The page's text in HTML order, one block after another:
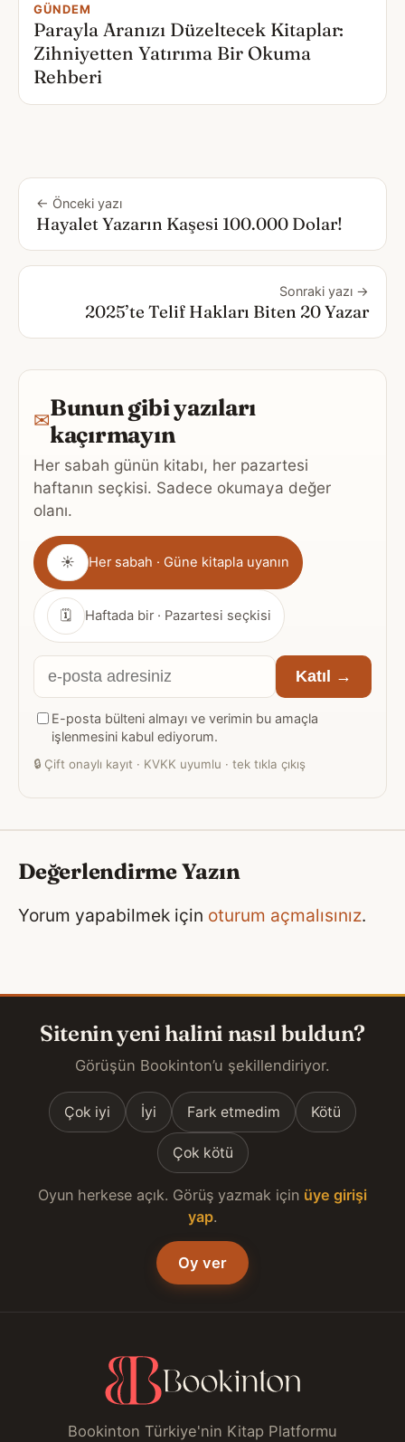
GÜNDEM
Parayla Aranızı Düzeltecek Kitaplar:
Zihniyetten Yatırıma Bir Okuma
Rehberi
← Önceki yazı
Hayalet Yazarın Kaşesi 100.000 Dolar!
Sonraki yazı →
2025’te Telif Hakları Biten 20 Yazar
✉Bunun gibi yazıları
kaçırmayın
Her sabah günün kitabı, her pazartesi
haftanın seçkisi. Sadece okumaya değer
olanı.
Gönderim
sıklığı
☀ Her sabah · Güne kitapla uyanın
🗓 Haftada bir · Pazartesi seçkisi
E-
posta
adresiniz
Katıl →
E-posta bülteni almayı ve verimin bu amaçla
işlenmesini kabul ediyorum.
🔒 Çift onaylı kayıt · KVKK uyumlu · tek tıkla çıkış
Değerlendirme Yazın
Yorum yapabilmek için oturum açmalısınız.
Sitenin yeni halini nasıl buldun?
Görüşün Bookinton’u şekillendiriyor.
Çok iyi İyi Fark etmedim Kötü
Çok kötü
Oyun herkese açık. Görüş yazmak için üye girişi
yap.
Oy ver
Bookinton Türkiye'nin Kitap Platformu